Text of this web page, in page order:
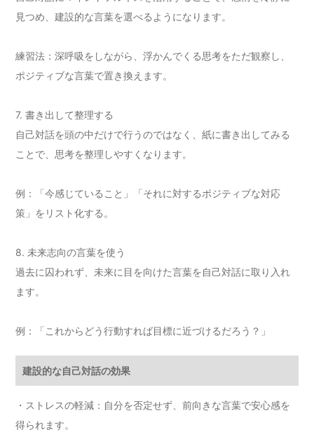
見つめ、建設的な言葉を選べるようになります。
練習法：深呼吸をしながら、浮かんでくる思考をただ観察し、
ポジティブな言葉で置き換えます。
7. 書き出して整理する
自己対話を頭の中だけで行うのではなく、紙に書き出してみる
ことで、思考を整理しやすくなります。
例：「今感じていること」「それに対するポジティブな対応
策」をリスト化する。
8. 未来志向の言葉を使う
過去に囚われず、未来に目を向けた言葉を自己対話に取り入れ
ます。
例：「これからどう行動すれば目標に近づけるだろう？」
建設的な自己対話の効果
・ストレスの軽減：自分を否定せず、前向きな言葉で安心感を
得られます。